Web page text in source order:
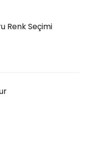
Renk Seçimi